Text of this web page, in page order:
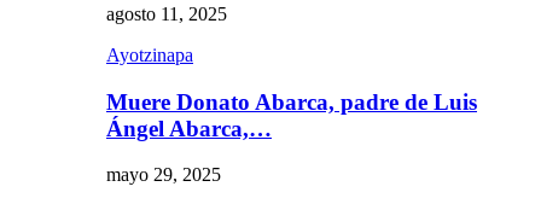
agosto 11, 2025
Ayotzinapa
Muere Donato Abarca, padre de Luis
Ángel Abarca,…
mayo 29, 2025